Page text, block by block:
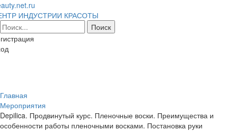
ИНДУСТРИИ КРАСОТЫ
Главная
Мероприятия
Depilica. Продвинутый курс. Пленочные воски. Преимущества и
особенности работы пленочными восками. Постановка руки